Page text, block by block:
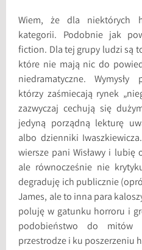
Wiem, że dla niektórych
kategorii. Podobnie jak
fiction. Dla tej grupy ludzi są
które nie mają nic do
niedramatyczne. Wymysły
którzy zaśmiecają rynek
zazwyczaj cechują się
jedyną porządną lekturę
albo dzienniki
wiersze pani Wisławy i lubię
ale równocześnie nie
degraduję ich publicznie
James, ale to inna para
poluję w gatunku horroru i
podobieństwo do
przestrodze i ku poszerzeniu